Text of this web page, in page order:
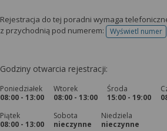
Rejestracja do tej poradni wymaga
z przychodnią pod numerem:
Wyświetl numer
telefonu
Godziny otwarcia rejestracji:
Poniedziałek
08:00 - 13:00
Wtorek
08:00 - 13:00
Środa
15:00 - 19:00
Piątek
08:00 - 13:00
Sobota
nieczynne
Niedziela
nieczynne